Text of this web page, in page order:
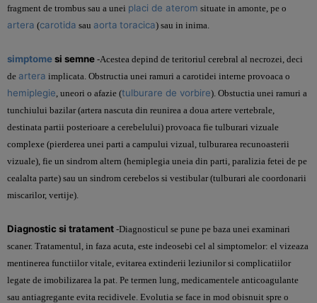
fragment de trombus sau a unei placi de aterom situate in amonte, pe o
artera (carotida sau aorta toracica) sau in inima.
simptomesi semne -Acestea depind de teritoriul cerebral al necrozei, deci
de artera implicata. Obstructia unei ramuri a carotidei interne provoaca o
hemiplegie, uneori o afazie (tulburare de vorbire). Obstuctia unei ramuri a
tunchiului bazilar (artera nascuta din reunirea a doua artere vertebrale,
destinata partii posterioare a cerebelului) provoaca fie tulburari vizuale
complexe (pierderea unei parti a campului vizual, tulburarea recunoasterii
vizuale), fie un sindrom altern (hemiplegia uneia din parti, paralizia fetei de pe
cealalta parte) sau un sindrom cerebelos si vestibular (tulburari ale coordonarii
miscarilor, vertije).
Diagnostic si tratament -Diagnosticul se pune pe baza unei examinari
scaner. Tratamentul, in faza acuta, este indeosebi cel al simptomelor: el vizeaza
mentinerea functiilor vitale, evitarea extinderii leziunilor si complicatiilor
legate de imobilizarea la pat. Pe termen lung, medicamentele anticoagulante
sau antiagregante evita recidivele. Evolutia se face in mod obisnuit spre o